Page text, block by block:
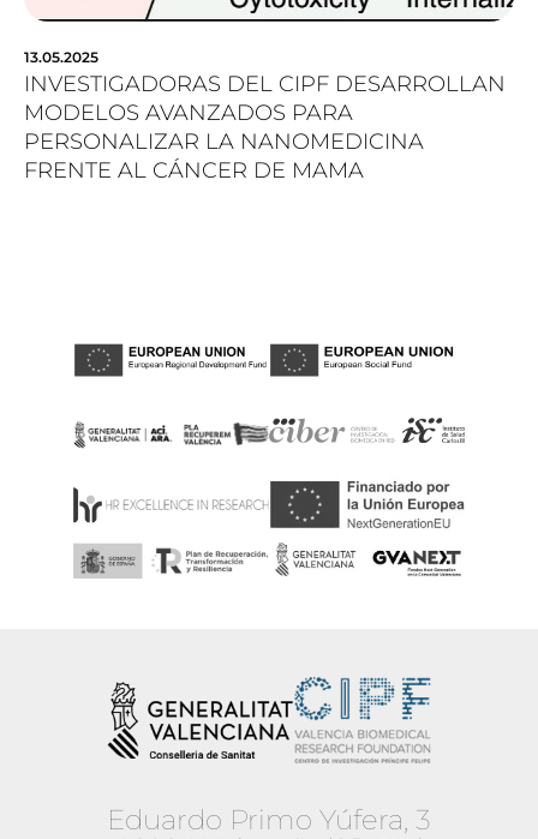
13.05.2025
INVESTIGADORAS DEL CIPF DESARROLLAN
MODELOS AVANZADOS PARA
PERSONALIZAR LA NANOMEDICINA
FRENTE AL CÁNCER DE MAMA
Eduardo Primo Yúfera, 3